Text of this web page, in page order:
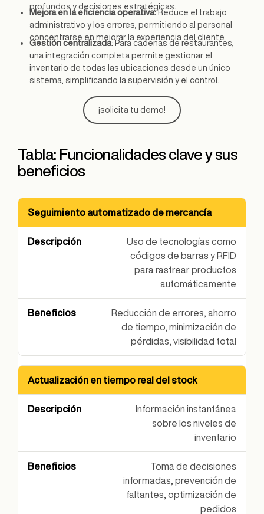
profundos y decisiones estratégicas.
Mejora en la eficiencia operativa:Reduce el trabajo
administrativo y los errores, permitiendo al personal
concentrarse en mejorar la experiencia del cliente.
Gestión centralizada: Para cadenas de restaurantes,
una integración completa permite gestionar el
inventario de todas las ubicaciones desde un único
sistema, simplificando la supervisión y el control.
¡solicita tu demo!
Tabla: Funcionalidades clave y sus
beneficios
Funcionalidad Descripción Beneficios
Seguimiento automatizado de mercancía
Uso de tecnologías como
códigos de barras y RFID
para rastrear productos
automáticamente
Reducción de errores, ahorro
de tiempo, minimización de
pérdidas, visibilidad total
Actualización en tiempo real del stock
Información instantánea
sobre los niveles de
inventario
Toma de decisiones
informadas, prevención de
faltantes, optimización de
pedidos